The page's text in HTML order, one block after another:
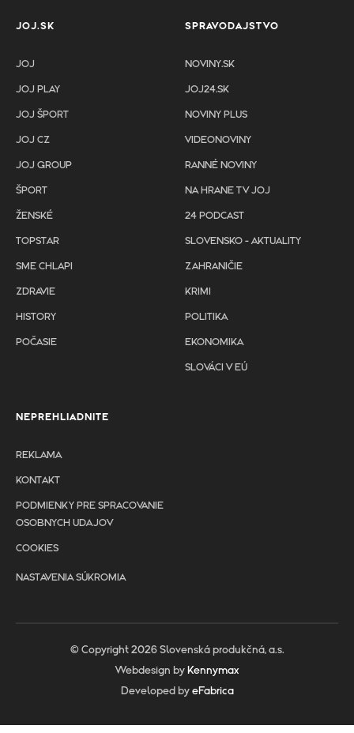
JOJ.SK
JOJ
JOJ PLAY
JOJ ŠPORT
JOJ CZ
JOJ GROUP
ŠPORT
ŽENSKÉ
TOPSTAR
SME CHLAPI
ZDRAVIE
HISTORY
POČASIE
SPRAVODAJSTVO
NOVINY.SK
JOJ24.SK
NOVINY PLUS
VIDEONOVINY
RANNÉ NOVINY
NA HRANE TV JOJ
24 PODCAST
SLOVENSKO - AKTUALITY
ZAHRANIČIE
KRIMI
POLITIKA
EKONOMIKA
SLOVÁCI V EÚ
NEPREHLIADNITE
REKLAMA
KONTAKT
PODMIENKY PRE SPRACOVANIE
OSOBNYCH UDAJOV
COOKIES
NASTAVENIA SÚKROMIA
© Copyright 2026 Slovenská produkčná, a.s.
Webdesign by Kennymax
Developed by eFabrica